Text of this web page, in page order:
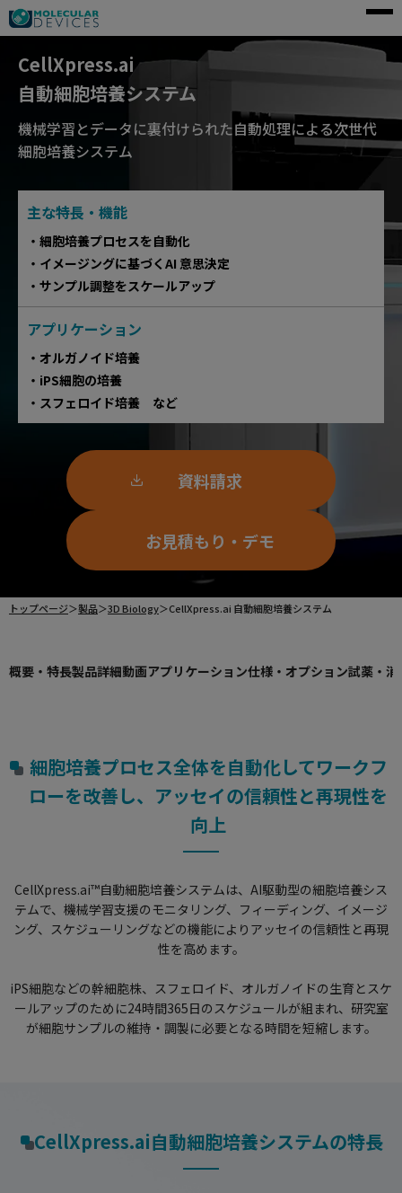
モレキュラーデバイスとは
アプリケーション
製品一覧
企業情報
資料請求
ご購入前のお問い合わせ
使用方法についてのお問い合わせ
修理、不具合、点検、移設等のお問い合わせ
CellXpress.ai
自動細胞培養システム
機械学習とデータに裏付けられた自動処理による次世代
細胞培養システム
主な特長・機能
細胞培養プロセスを自動化
イメージングに基づくAI 意思決定
サンプル調整をスケールアップ
アプリケーション
オルガノイド培養
iPS細胞の培養
スフェロイド培養 など
資料請求
お見積もり・デモ
トップページ＞製品＞3D Biology＞CellXpress.ai 自動細胞培養システム
概要・特長製品詳細動画アプリケーション仕様・オプション試薬・消
細胞培養プロセス全体を自動化してワークフ
ローを改善し、アッセイの信頼性と再現性を
向上
CellXpress.ai™自動細胞培養システムは、AI駆動型の細胞培養シス
テムで、機械学習支援のモニタリング、フィーディング、イメージ
ング、スケジューリングなどの機能によりアッセイの信頼性と再現
性を高めます。
iPS細胞などの幹細胞株、スフェロイド、オルガノイドの生育とスケ
ールアップのために24時間365日のスケジュールが組まれ、研究室
が細胞サンプルの維持・調製に必要となる時間を短縮します。
CellXpress.ai自動細胞培養システムの特長